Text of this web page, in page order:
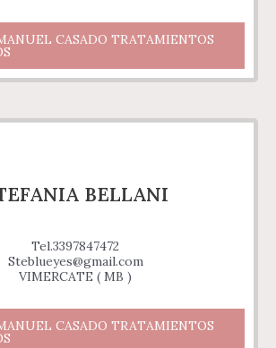
CASADO TRATAMIENTOS
BELLANI
Tel.3397847472
Steblueyes@gmail.com
VIMERCATE ( MB )
CASADO TRATAMIENTOS